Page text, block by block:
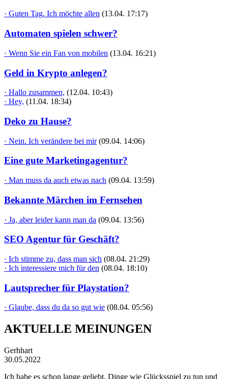
· Guten Tag. Ich möchte allen (13.04. 17:17)
Automaten spielen schwer?
· Wenn Sie ein Fan von mobilen (13.04. 16:21)
Geld in Krypto anlegen?
· Hallo zusammen, (12.04. 10:43)
· Hey, (11.04. 18:34)
Deko zu Hause?
· Nein. Ich verändere bei mir (09.04. 14:06)
Eine gute Marketingagentur?
· Man muss da auch etwas nach (09.04. 13:59)
Bekannte Märchen im Fernsehen
· Ja, aber leider kann man da (09.04. 13:56)
SEO Agentur für Geschäft?
· Ich stimme zu, dass man sich (08.04. 21:29)
· Ich interessiere mich für den (08.04. 18:10)
Lautsprecher für Playstation?
· Glaube, dass du da so gut wie (08.04. 05:56)
AKTUELLE MEINUNGEN
Gerhhart
30.05.2022
Ich habe es schon lange geliebt, Dinge wie Glücksspiel zu tun und